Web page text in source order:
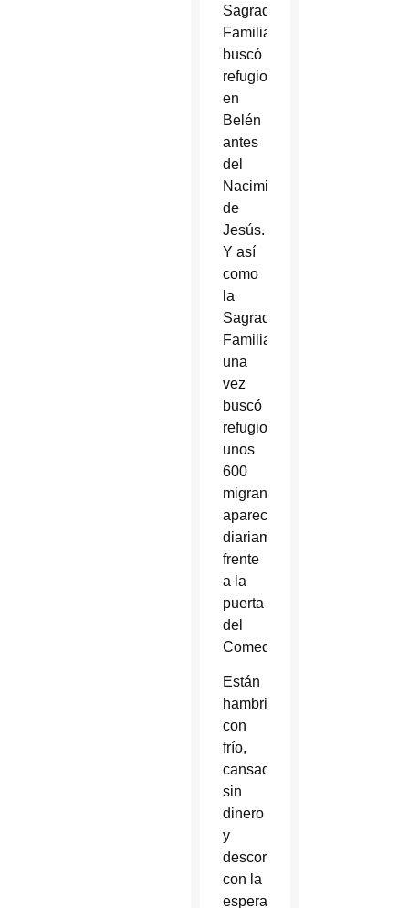
Sagrada
Familia
buscó
refugio
en
Belén
antes
del
Nacimiento
de
Jesús.
Y así
como
la
Sagrada
Familia
una
vez
buscó
refugio,
unos
600
migrantes
aparecen
diariamente
frente
a la
puerta
del
Comedor.
Están
hambrientos,
con
frío,
cansados,
sin
dinero
y
descorazonados,
con la
esperanza